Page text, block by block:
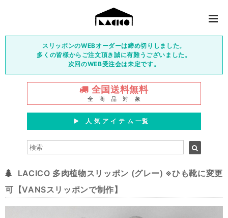
スリッポンのWEBオーダーは締め切りしました。
多くの皆様からご注文頂き誠に有難うございました。
次回のWEB受注会は未定です。
全国送料無料
全 商 品 対 象
▶︎ 人 気 ア イ テ ム 一覧
LACICO 多肉植物スリッポン (グレー) ※ひも靴に変更
可【VANSスリッポンで制作】